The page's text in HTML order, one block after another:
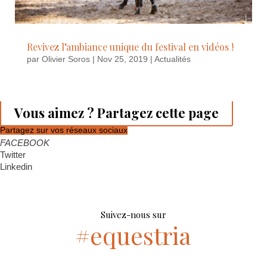
Revivez l’ambiance unique du festival en vidéos !
par Olivier Soros| Nov 25, 2019 | Actualités
Vous aimez ? Partagez cette page
Partagez sur vos réseaux sociaux
FACEBOOK
Twitter
Linkedin
Suivez-nous sur
#equestria